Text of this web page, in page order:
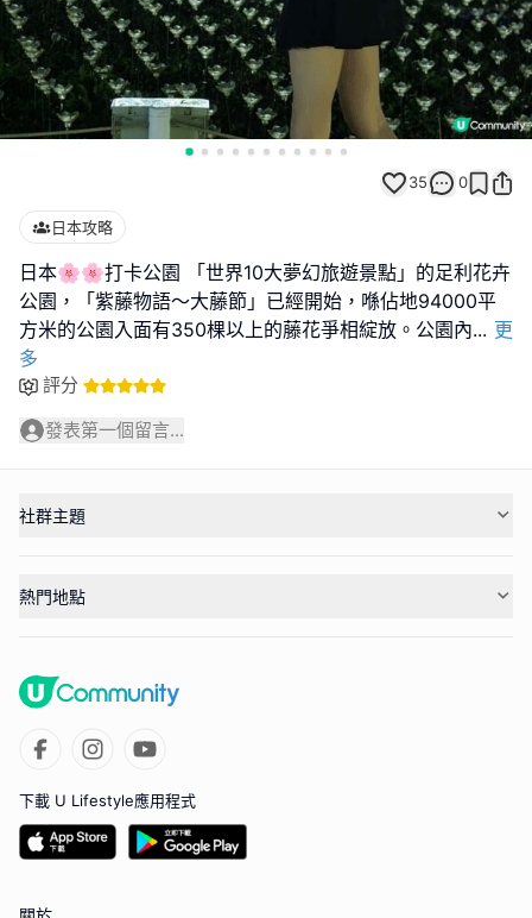
35 0
日本攻略
日本🌸🌸打卡公園 「世界10大夢幻旅遊景點」的足利花卉
公園，「紫藤物語〜大藤節」已經開始，喺佔地94000平
方米的公園入面有350棵以上的藤花爭相綻放。公園內... 更
多
評分
發表第一個留言...
社群主題
熱門地點
下載 U Lifestyle應用程式